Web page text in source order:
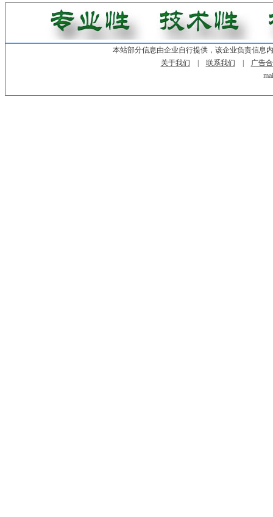
本站部分信息由企业自行提供，该企业负责信息
关于我们
联系我们
广告